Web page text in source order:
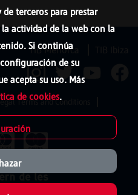
terceros para prestar
actividad de la web con la
Si continúa
de su
acepta su uso. Más
de cookies.
TIB Menorca
Terms and Conditions